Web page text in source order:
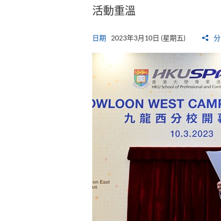
活動重溫
日期 2023年3月10日 (星期五)